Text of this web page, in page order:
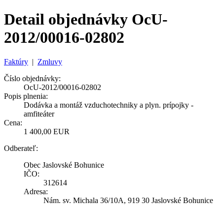
Detail objednávky OcU-
2012/00016-02802
Faktúry | Zmluvy
Číslo objednávky:
OcU-2012/00016-02802
Popis plnenia:
Dodávka a montáž vzduchotechniky a plyn. prípojky -
amfiteáter
Cena:
1 400,00 EUR
Odberateľ:
Obec Jaslovské Bohunice
IČO:
312614
Adresa:
Nám. sv. Michala 36/10A, 919 30 Jaslovské Bohunice